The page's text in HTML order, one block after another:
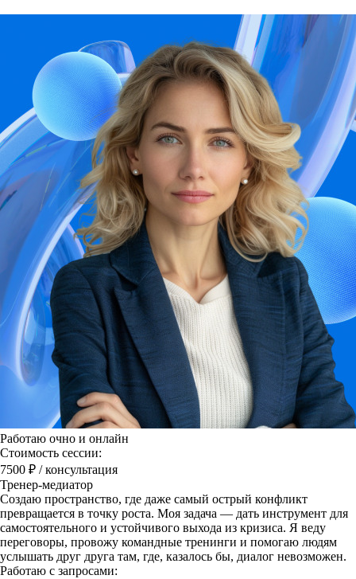
Работаю очно и онлайн
Стоимость сессии:
7500 ₽ / консультация
Тренер-медиатор
Создаю пространство, где даже самый острый конфликт
превращается в точку роста. Моя задача — дать инструмент для
самостоятельного и устойчивого выхода из кризиса. Я веду
переговоры, провожу командные тренинги и помогаю людям
услышать друг друга там, где, казалось бы, диалог невозможен.
Работаю с запросами: